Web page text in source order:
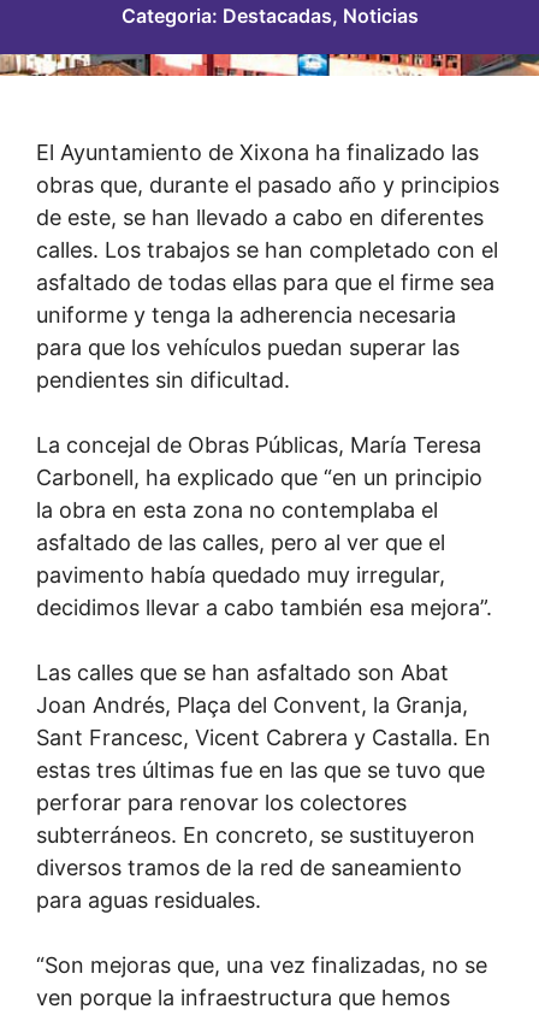
Categoria: Destacadas, Noticias
El Ayuntamiento de Xixona ha finalizado las
obras que, durante el pasado año y principios
de este, se han llevado a cabo en diferentes
calles. Los trabajos se han completado con el
asfaltado de todas ellas para que el firme sea
uniforme y tenga la adherencia necesaria
para que los vehículos puedan superar las
pendientes sin dificultad.
La concejal de Obras Públicas, María Teresa
Carbonell, ha explicado que “en un principio
la obra en esta zona no contemplaba el
asfaltado de las calles, pero al ver que el
pavimento había quedado muy irregular,
decidimos llevar a cabo también esa mejora”.
Las calles que se han asfaltado son Abat
Joan Andrés, Plaça del Convent, la Granja,
Sant Francesc, Vicent Cabrera y Castalla. En
estas tres últimas fue en las que se tuvo que
perforar para renovar los colectores
subterráneos. En concreto, se sustituyeron
diversos tramos de la red de saneamiento
para aguas residuales.
“Son mejoras que, una vez finalizadas, no se
ven porque la infraestructura que hemos